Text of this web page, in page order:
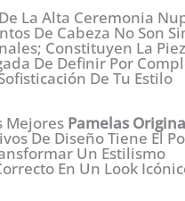
La Alta Ceremonia
De Cabeza No Son
Constituyen La
De Definir Por
De Tu Estilo
Mejores Pamelas
De Diseño Tiene El
Un Estilismo
En Un Look